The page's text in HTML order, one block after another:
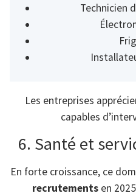
Technicien
Les entreprises
capables
6. Santé et
En forte croissance, ce
recrutements en